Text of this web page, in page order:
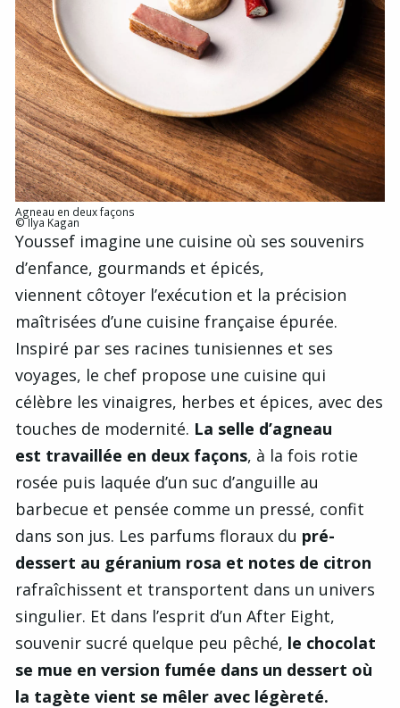
Agneau en deux façons
© Ilya Kagan
Youssef imagine une cuisine où ses souvenirs
d’enfance, gourmands et épicés,
viennent côtoyer l’exécution et la précision
maîtrisées d’une cuisine française épurée.
Inspiré par ses racines tunisiennes et ses
voyages, le chef propose une cuisine qui
célèbre les vinaigres, herbes et épices, avec des
touches de modernité. La selle d’agneau
est travaillée en deux façons, à la fois rotie
rosée puis laquée d’un suc d’anguille au
barbecue et pensée comme un pressé, confit
dans son jus. Les parfums floraux du pré-
dessert au géranium rosa et notes de citron
rafraîchissent et transportent dans un univers
singulier. Et dans l’esprit d’un After Eight,
souvenir sucré quelque peu pêché, le chocolat
se mue en version fumée dans un dessert où
la tagète vient se mêler avec légèreté.